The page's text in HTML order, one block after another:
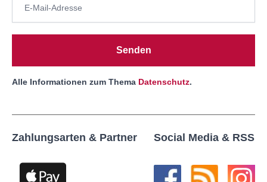
Senden
Alle Informationen zum Thema Datenschutz.
Zahlungsarten & Partner Social Media & RSS